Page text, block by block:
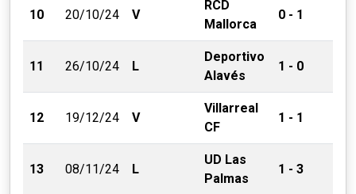
10 20/10/24 V
RCD
Mallorca
0 - 1
11 26/10/24 L
Deportivo
Alavés
1 - 0
12 19/12/24 V
Villarreal
CF
1 - 1
13 08/11/24 L
UD Las
Palmas
1 - 3